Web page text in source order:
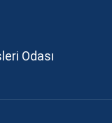
Odası